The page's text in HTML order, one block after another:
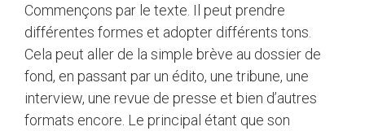
Commençons par le texte. Il peut prendre
différentes formes et adopter différents tons.
Cela peut aller de la simple brève au dossier de
fond, en passant par un édito, une tribune, une
interview, une revue de presse et bien d’autres
formats encore. Le principal étant que son